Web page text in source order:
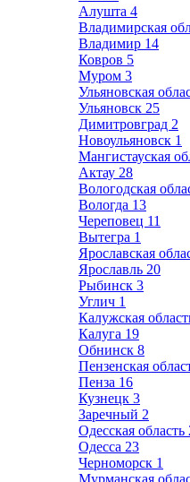
Алушта 4
Владимирская
Владимир 14
Ковров 5
Муром 3
Ульяновская
Ульяновск 25
Димитровград 2
Новоульяновск 1
Мангистауская
Актау 28
Вологодская
Вологда 13
Череповец 11
Вытегра 1
Ярославская
Ярославль 20
Рыбинск 3
Углич 1
Калужская
Калуга 19
Обнинск 8
Пензенская
Пенза 16
Кузнецк 3
Заречный 2
Одесская область
Одесса 23
Черноморск 1
Мурманская